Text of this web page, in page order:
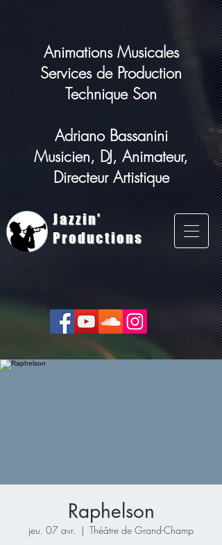
Animations Musicales
Services de Production
Technique Son
Adriano Bassanini
Musicien, DJ, Animateur,
Directeur Artistique
Jazzin'
Productions
Raphelson
jeu. 07 avr.
  |
Théâtre de Grand-Champ